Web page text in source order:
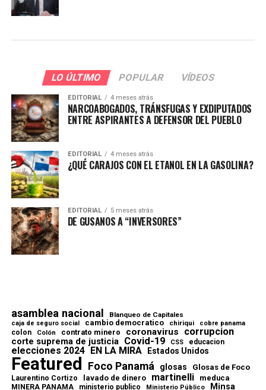
LO ÚLTIMO POPULAR VÍDEOS
EDITORIAL 4 meses atrás
NARCOABOGADOS, TRÁNSFUGAS Y EXDIPUTADOS
ENTRE ASPIRANTES A DEFENSOR DEL PUEBLO
EDITORIAL 4 meses atrás
¿QUÉ CARAJOS CON EL ETANOL EN LA GASOLINA?
EDITORIAL 5 meses atrás
DE GUSANOS A “INVERSORES”
asamblea nacional Blanqueo de Capitales
caja de seguro social cambio democratico chiriqui cobre panama
colon Colón contrato minero coronavirus corrupcion
corte suprema de justicia Covid-19 CSS educacion
elecciones 2024 EN LA MIRA Estados Unidos
Featured Foco Panamá glosas Glosas de Foco
Laurentino Cortizo lavado de dinero martinelli meduca
MINERA PANAMA ministerio publico Ministerio Público Minsa